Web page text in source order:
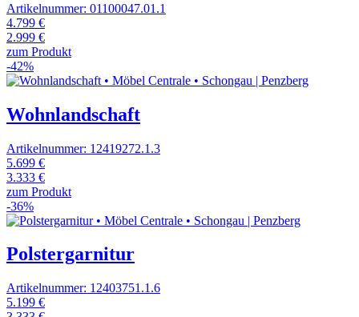
Artikelnummer: 01100047.01.1
4.799 €
2.999 €
zum Produkt
-42%
Wohnlandschaft
Artikelnummer: 12419272.1.3
5.699 €
3.333 €
zum Produkt
-36%
Polstergarnitur
Artikelnummer: 12403751.1.6
5.199 €